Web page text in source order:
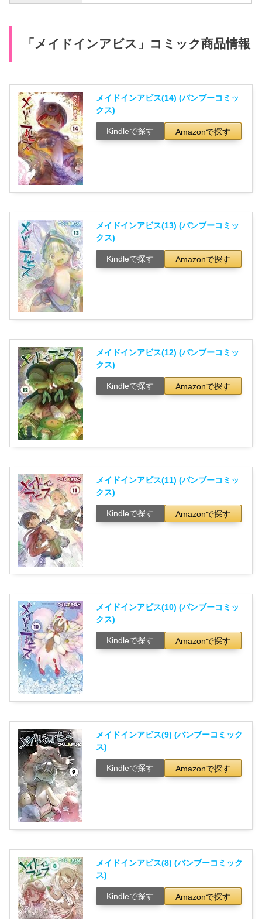
「メイドインアビス」コミック商品情報
メイドインアビス(14) (バンブーコミッ
クス)
Kindleで探す Amazonで探す
メイドインアビス(13) (バンブーコミッ
クス)
Kindleで探す Amazonで探す
メイドインアビス(12) (バンブーコミッ
クス)
Kindleで探す Amazonで探す
メイドインアビス(11) (バンブーコミッ
クス)
Kindleで探す Amazonで探す
メイドインアビス(10) (バンブーコミッ
クス)
Kindleで探す Amazonで探す
メイドインアビス(9) (バンブーコミック
ス)
Kindleで探す Amazonで探す
メイドインアビス(8) (バンブーコミック
ス)
Kindleで探す Amazonで探す